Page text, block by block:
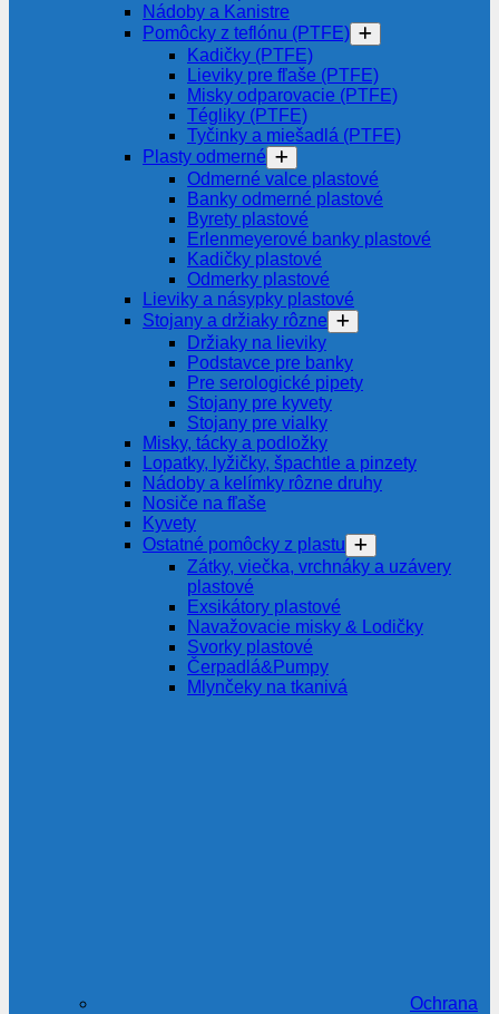
Nádoby a Kanistre
Pomôcky z teflónu (PTFE)
Kadičky (PTFE)
Lieviky pre fľaše (PTFE)
Misky odparovacie (PTFE)
Tégliky (PTFE)
Tyčinky a miešadlá (PTFE)
Plasty odmerné
Odmerné valce plastové
Banky odmerné plastové
Byrety plastové
Erlenmeyerové banky plastové
Kadičky plastové
Odmerky plastové
Lieviky a násypky plastové
Stojany a držiaky rôzne
Držiaky na lieviky
Podstavce pre banky
Pre serologické pipety
Stojany pre kyvety
Stojany pre vialky
Misky, tácky a podložky
Lopatky, lyžičky, špachtle a pinzety
Nádoby a kelímky rôzne druhy
Nosiče na fľaše
Kyvety
Ostatné pomôcky z plastu
Zátky, viečka, vrchnáky a uzávery
plastové
Exsikátory plastové
Navažovacie misky & Lodičky
Svorky plastové
Čerpadlá&Pumpy
Mlynčeky na tkanivá
Ochrana